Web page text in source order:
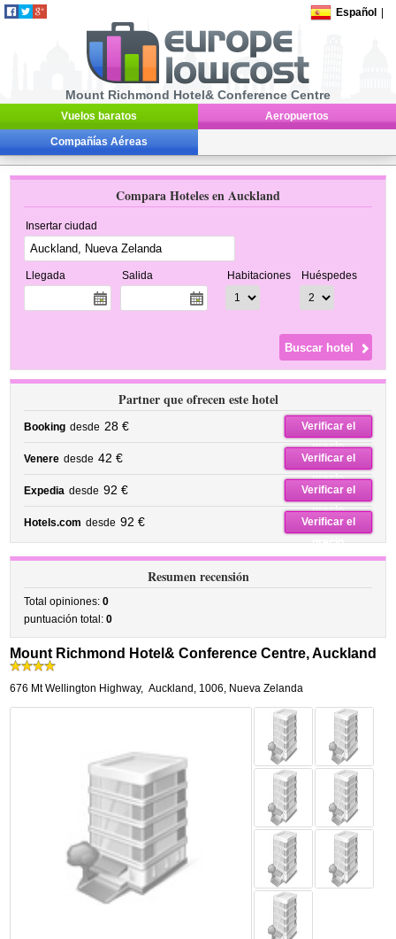
Español
Mount Richmond Hotel& Conference Centre
Vuelos baratos Aeropuertos
Compañías Aéreas
Compara Hoteles en Auckland
Insertar ciudad
Llegada Salida Habitaciones Huéspedes
Partner que ofrecen este hotel
Booking desde 28 €
Verificar el
precio
Venere desde 42 €
Verificar el
precio
Expedia desde 92 €
Verificar el
precio
Hotels.com desde 92 €
Verificar el
precio
Resumen recensión
Total opiniones:0
puntuación total:0
Mount Richmond Hotel& Conference Centre, Auckland
676 Mt Wellington Highway, Auckland , 1006, Nueva Zelanda